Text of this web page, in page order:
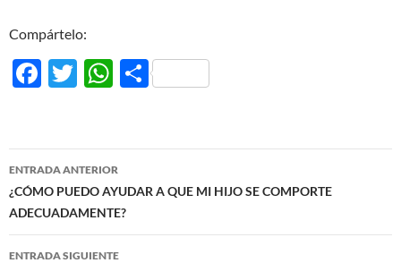
Compártelo:
F
b
o
o
k
T
er
W
s
A
p
p
C
p
ar
r
Navegación
de
entradas
ENTRADA ANTERIOR
¿CÓMO PUEDO AYUDAR A QUE MI HIJO SE COMPORTE
ADECUADAMENTE?
ENTRADA SIGUIENTE